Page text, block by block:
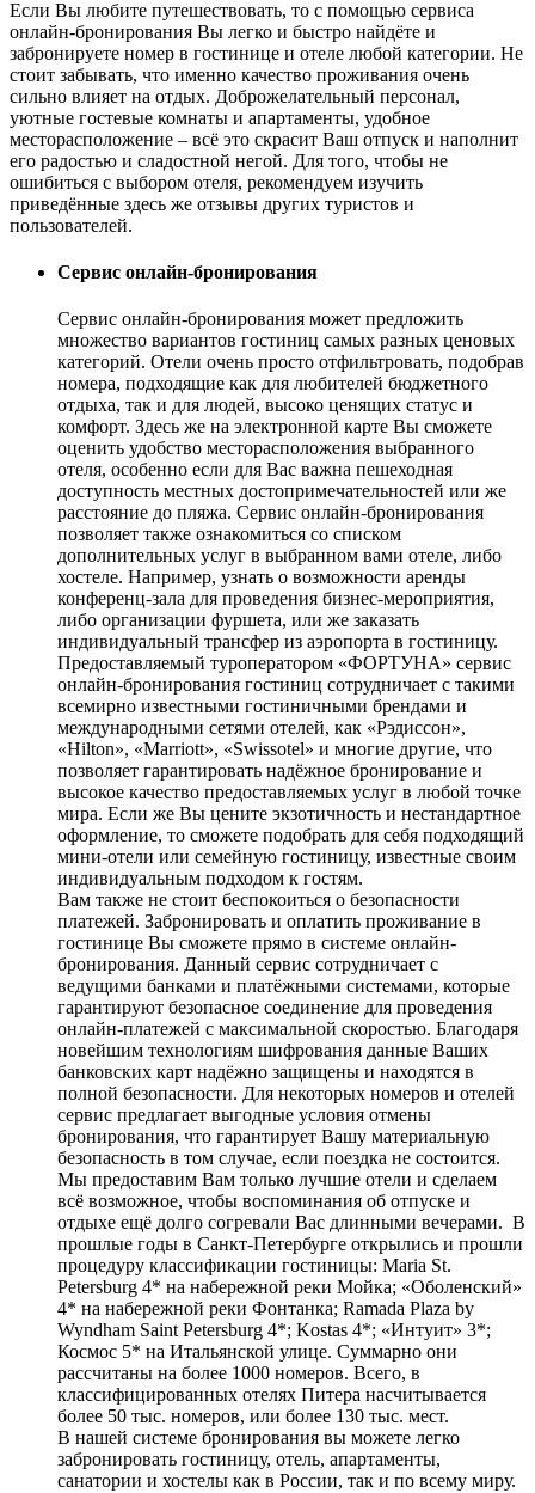
Если Вы любите путешествовать, то с помощью сервиса
онлайн-бронирования Вы легко и быстро найдёте и
забронируете номер в гостинице и отеле любой категории. Не
стоит забывать, что именно качество проживания очень
сильно влияет на отдых. Доброжелательный персонал,
уютные гостевые комнаты и апартаменты, удобное
месторасположение – всё это скрасит Ваш отпуск и наполнит
его радостью и сладостной негой. Для того, чтобы не
ошибиться с выбором отеля, рекомендуем изучить
приведённые здесь же отзывы других туристов и
пользователей.
Сервис онлайн-бронирования
Сервис онлайн-бронирования может предложить
множество вариантов гостиниц самых разных ценовых
категорий. Отели очень просто отфильтровать, подобрав
номера, подходящие как для любителей бюджетного
отдыха, так и для людей, высоко ценящих статус и
комфорт. Здесь же на электронной карте Вы сможете
оценить удобство месторасположения выбранного
отеля, особенно если для Вас важна пешеходная
доступность местных достопримечательностей или же
расстояние до пляжа. Сервис онлайн-бронирования
позволяет также ознакомиться со списком
дополнительных услуг в выбранном вами отеле, либо
хостеле. Например, узнать о возможности аренды
конференц-зала для проведения бизнес-мероприятия,
либо организации фуршета, или же заказать
индивидуальный трансфер из аэропорта в гостиницу.
Предоставляемый туроператором «ФОРТУНА» сервис
онлайн-бронирования гостиниц сотрудничает с такими
всемирно известными гостиничными брендами и
международными сетями отелей, как «Рэдиссон»,
«Hilton», «Marriott», «Swissotel» и многие другие, что
позволяет гарантировать надёжное бронирование и
высокое качество предоставляемых услуг в любой точке
мира. Если же Вы цените экзотичность и нестандартное
оформление, то сможете подобрать для себя подходящий
мини-отели или семейную гостиницу, известные своим
индивидуальным подходом к гостям.
Вам также не стоит беспокоиться о безопасности
платежей. Забронировать и оплатить проживание в
гостинице Вы сможете прямо в системе онлайн-
бронирования. Данный сервис сотрудничает с
ведущими банками и платёжными системами, которые
гарантируют безопасное соединение для проведения
онлайн-платежей с максимальной скоростью. Благодаря
новейшим технологиям шифрования данные Ваших
банковских карт надёжно защищены и находятся в
полной безопасности. Для некоторых номеров и отелей
сервис предлагает выгодные условия отмены
бронирования, что гарантирует Вашу материальную
безопасность в том случае, если поездка не состоится.
Мы предоставим Вам только лучшие отели и сделаем
всё возможное, чтобы воспоминания об отпуске и
отдыхе ещё долго согревали Вас длинными вечерами. В
прошлые годы в Санкт-Петербурге открылись и прошли
процедуру классификации гостиницы: Maria St.
Petersburg 4* на набережной реки Мойка; «Оболенский»
4* на набережной реки Фонтанка; Ramada Plaza by
Wyndham Saint Petersburg 4*; Kostas 4*; «Интуит» 3*;
Космос 5* на Итальянской улице. Суммарно они
рассчитаны на более 1000 номеров. Всего, в
классифицированных отелях Питера насчитывается
более 50 тыс. номеров, или более 130 тыс. мест.
В нашей системе бронирования вы можете легко
забронировать гостиницу, отель, апартаменты,
санатории и хостелы как в России, так и по всему миру.